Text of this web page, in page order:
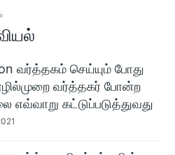
வர்த்தகம் செய்யும் போது
வர்த்தகர் போன்ற
எவ்வாறு கட்டுப்படுத்துவது